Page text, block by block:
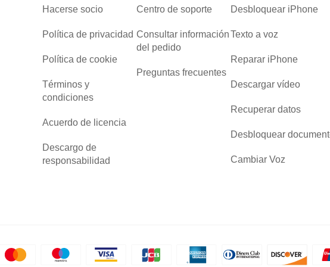
Hacerse socio
Política de privacidad
Política de cookie
Términos y
condiciones
Acuerdo de licencia
Descargo de
responsabilidad
Centro de soporte
Consultar información
del pedido
Preguntas frecuentes
Desbloquear iPhone
Texto a voz
Reparar iPhone
Descargar vídeo
Recuperar datos
Desbloquear
Cambiar Voz